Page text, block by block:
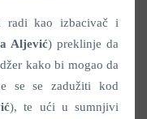
kao izbacivač i
Aljević) preklinje da
kako bi mogao da
se se zadužiti kod
), te ući u sumnjivi